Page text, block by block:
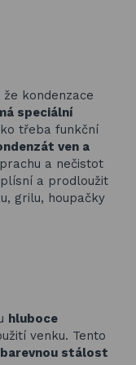
kondenzace
speciální
třeba funkční
ven a
a nečistot
a prodloužit
grilu, houpačky
hluboce
venku. Tento
stálost